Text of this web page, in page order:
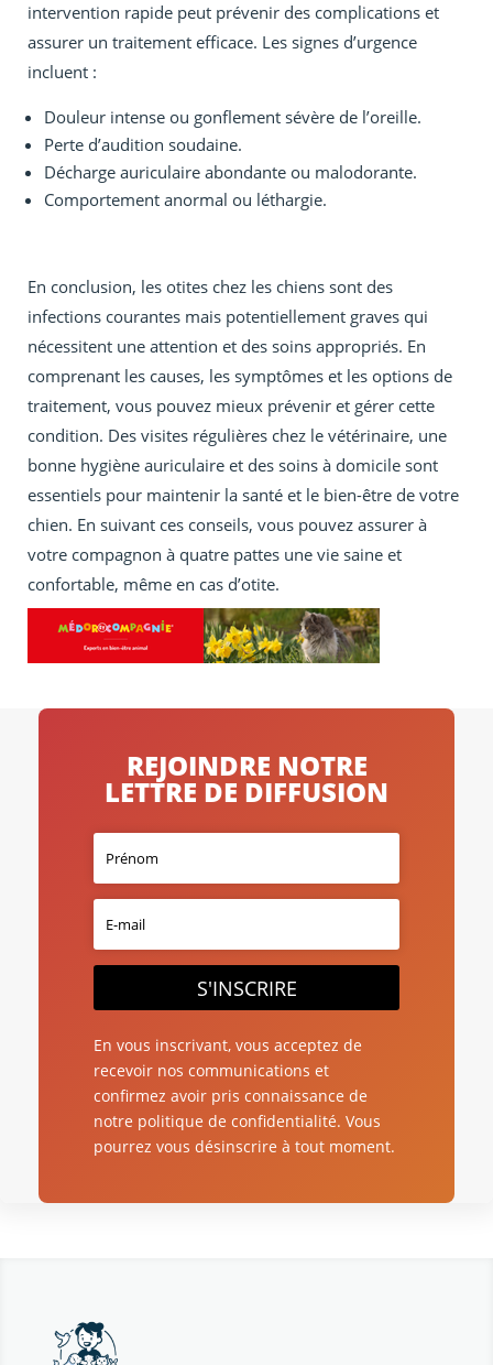
intervention rapide peut prévenir des complications et
assurer un traitement efficace. Les signes d’urgence
incluent :
Douleur intense ou gonflement sévère de l’oreille.
Perte d’audition soudaine.
Décharge auriculaire abondante ou malodorante.
Comportement anormal ou léthargie.
En conclusion, les otites chez les chiens sont des
infections courantes mais potentiellement graves qui
nécessitent une attention et des soins appropriés. En
comprenant les causes, les symptômes et les options de
traitement, vous pouvez mieux prévenir et gérer cette
condition. Des visites régulières chez le vétérinaire, une
bonne hygiène auriculaire et des soins à domicile sont
essentiels pour maintenir la santé et le bien-être de votre
chien. En suivant ces conseils, vous pouvez assurer à
votre compagnon à quatre pattes une vie saine et
confortable, même en cas d’otite.
REJOINDRE NOTRE
LETTRE DE DIFFUSION
S'INSCRIRE
En vous inscrivant, vous acceptez de
recevoir nos communications et
confirmez avoir pris connaissance de
notre politique de confidentialité. Vous
pourrez vous désinscrire à tout moment.